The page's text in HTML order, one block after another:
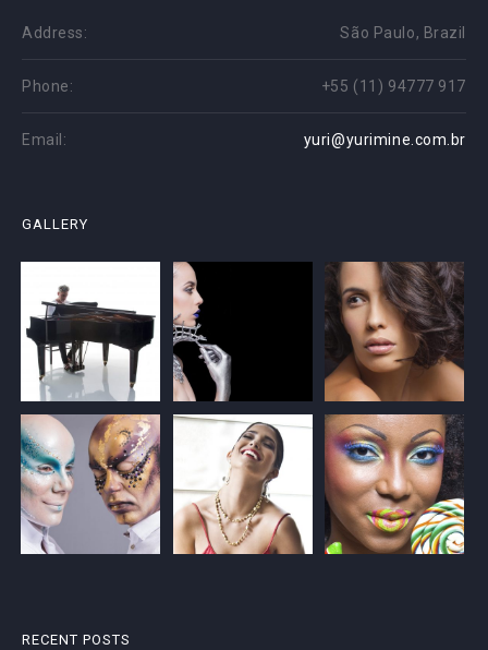
Address: São Paulo, Brazil
Phone: +55 (11) 94777 917
Email: yuri@yurimine.com.br
GALLERY
RECENT POSTS